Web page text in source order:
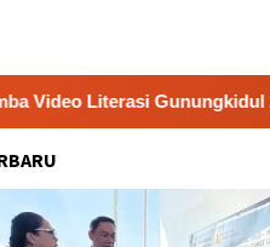
Gunungkidul 2026